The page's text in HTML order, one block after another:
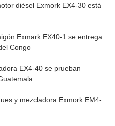
diésel Exmork EX4-30 está
Exmark EX40-1 se entrega
Congo
EX4-40 se prueban
y mezcladora Exmork EM4-